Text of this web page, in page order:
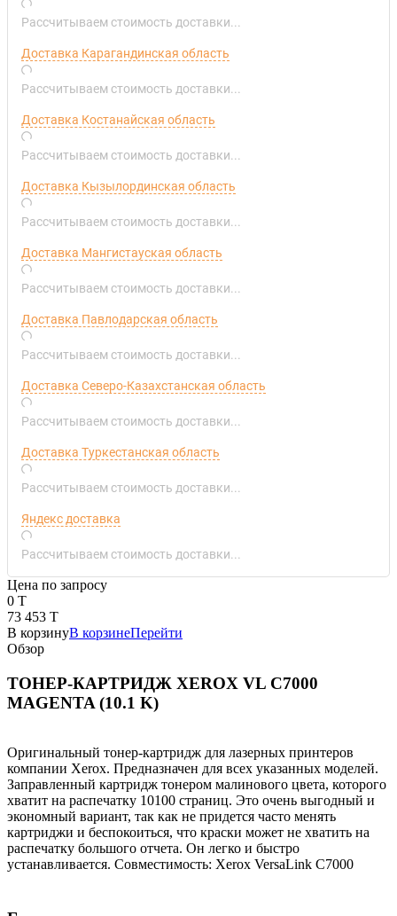
Рассчитываем стоимость доставки...
Доставка Карагандинская область
Рассчитываем стоимость доставки...
Доставка Костанайская область
Рассчитываем стоимость доставки...
Доставка Кызылординская область
Рассчитываем стоимость доставки...
Доставка Мангистауская область
Рассчитываем стоимость доставки...
Доставка Павлодарская область
Рассчитываем стоимость доставки...
Доставка Северо-Казахстанская область
Рассчитываем стоимость доставки...
Доставка Туркестанская область
Рассчитываем стоимость доставки...
Яндекс доставка
Рассчитываем стоимость доставки...
Цена по запросу
0 T
73 453 T
В корзинуВ корзинеПерейти
Обзор
ТОНЕР-КАРТРИДЖ XEROX VL C7000
MAGENTA (10.1 K)
Оригинальный тонер-картридж для лазерных принтеров
компании Xerox. Предназначен для всех указанных моделей.
Заправленный картридж тонером малинового цвета, которого
хватит на распечатку 10100 страниц. Это очень выгодный и
экономный вариант, так как не придется часто менять
картриджи и беспокоиться, что краски может не хватить на
распечатку большого отчета. Он легко и быстро
устанавливается. Совместимость: Xerox VersaLink C7000